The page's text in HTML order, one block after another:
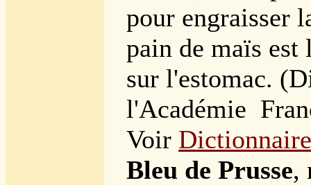
pour engraisser
pain de maïs est
sur l'estomac.
l'Académie
Voir
Bleu de Prusse,